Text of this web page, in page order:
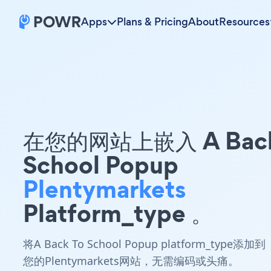
Apps Plans & PricingAboutResources
在您的网站上嵌入 A
School Popup
Plentymarkets
Platform_type 。
将A Back To School Popup platform_type添加到
您的Plentymarkets网站，无需编码或头痛。